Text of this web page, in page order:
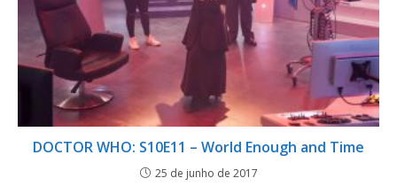
DOCTOR WHO: S10E11 – World Enough and Time
25 de junho de 2017